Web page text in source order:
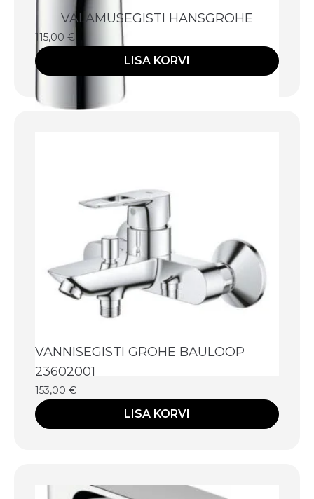
VALAMUSEGISTI HANSGROHE
115,00 €
LISA KORVI
VANNISEGISTI GROHE BAULOOP
23602001
153,00 €
LISA KORVI